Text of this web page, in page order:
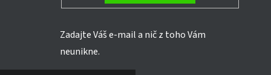
Zadajte Váš e-mail a nič z toho Vám
neunikne.